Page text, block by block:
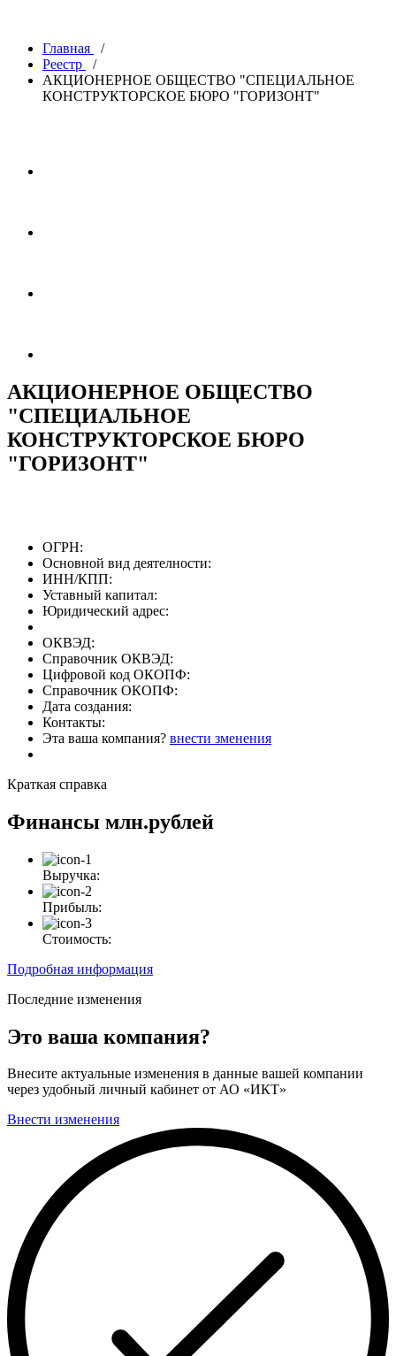
Главная
/
Реестр
/
АКЦИОНЕРНОЕ ОБЩЕСТВО "СПЕЦИАЛЬНОЕ
КОНСТРУКТОРСКОЕ БЮРО "ГОРИЗОНТ"
АКЦИОНЕРНОЕ ОБЩЕСТВО
"СПЕЦИАЛЬНОЕ
КОНСТРУКТОРСКОЕ БЮРО
"ГОРИЗОНТ"
ОГРН:
Основной вид деятелности:
ИНН/КПП:
Уставный капитал:
Юридический адрес:
ОКВЭД:
Справочник ОКВЭД:
Цифровой код ОКОПФ:
Справочник ОКОПФ:
Дата создания:
Контакты:
Эта ваша компания? внести зменения
Краткая справка
Финансы млн.рублей
Выручка:
Прибыль:
Стоимость:
Подробная информация
Последние изменения
Это ваша компания?
Внесите актуальные изменения в данные вашей компании
через удобный личный кабинет от АО «ИКТ»
Внести изменения